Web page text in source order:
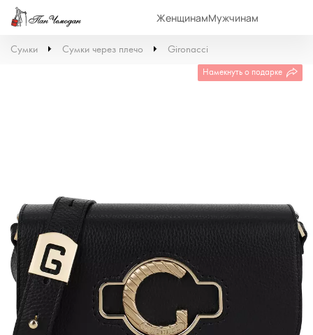
ЖенщинамМужчинам
Сумки Сумки через плечо Gironacci
Намекнуть о подарке